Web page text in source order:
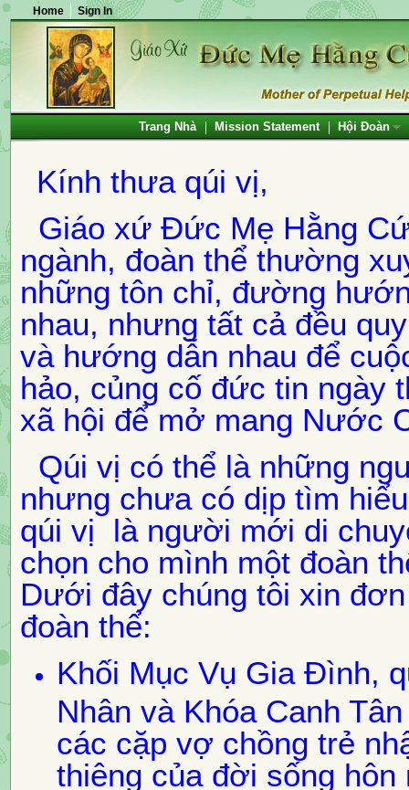
Home Sign In
Trang Nhà Mission Statement Hội Đoàn
Kính thưa qúi vị,
Giáo xứ Đức Mẹ Hằng
ngành, đoàn thể thường
những tôn chỉ, đường
nhau, nhưng tất cả đều
và hướng dẫn nhau để
hảo, củng cố đức tin ngày
xã hội để mở mang Nước
Qúi vị có thể là những
nhưng chưa có dịp tìm
qúi vị là người mới di
chọn cho mình một đoàn
Dưới đây chúng tôi xin
đoàn thể:
Khối Mục Vụ Gia Đình,
Nhân và Khóa Canh
các cặp vợ chồng trẻ
thiêng của đời sống hôn